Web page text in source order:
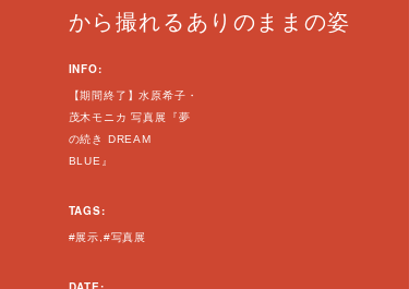
から撮れるありのままの姿
INFO:
【期間終了】水原希子・
茂木モニカ 写真展『夢
の続き DREAM
BLUE』
TAGS:
展示 写真展